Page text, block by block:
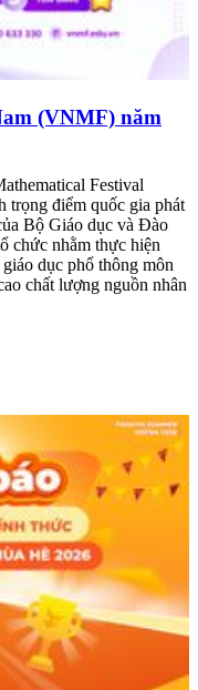
(VNMF) năm
Festival
điểm quốc gia phát
Bộ Giáo dục và Đào
chức nhằm thực hiện
dục phổ thông môn
chất lượng nguồn nhân